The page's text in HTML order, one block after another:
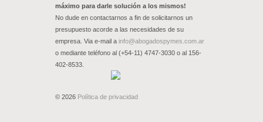
máximo para darle solución a los mismos!
No dude en contactarnos a fin de solicitarnos un
presupuesto acorde a las necesidades de su
empresa. Via e-mail a info@abogadospymes.com.ar
o mediante teléfono al (+54-11) 4747-3030 o al 156-
402-8533.
© 2026 Política de privacidad